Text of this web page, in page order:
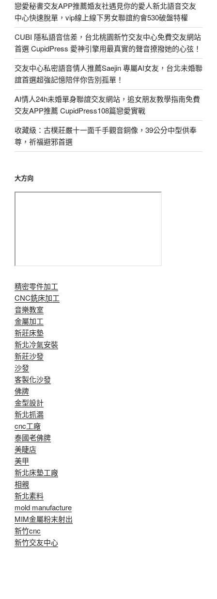
戀愛秘書交友APP推薦婚友社遇見你的愛人新北語音交友
中心快速脫單，vip線上線下男女聯誼約會530破盤特權
CUBI 隱私語音信差，台北桃園新竹交友中心免費交友網站
首選 CupidPress 愛神引擎用最真實的聲音撩撥她的心弦！
交友中心私密語音情人推薦Saejin 專屬AI女友，台北未婚聯
誼首選超強記憶陪伴你告別孤單！
AI情人24h未婚單身聯誼交友網站，追女朋友教學指南免費
交友APP推薦 CupidPress108篇戀愛實戰
收藏級：古樸莊嚴十一面千手觀音銅像，39公分中型供奉
尊，祈福避邪首選
大方向
精密零件加工
CNC銑床加工
音樂教室
金屬加工
新莊床墊
新北冷氣安裝
新莊沙發
沙發
客製化沙發
佛牌
金型設計
新北抓漏
cnc工廠
泰國老佛牌
美睫店
美甲
新北床墊工廠
相親
新北素料
mold manufacture
MIM金屬粉末射出
新竹cnc
新竹交友中心